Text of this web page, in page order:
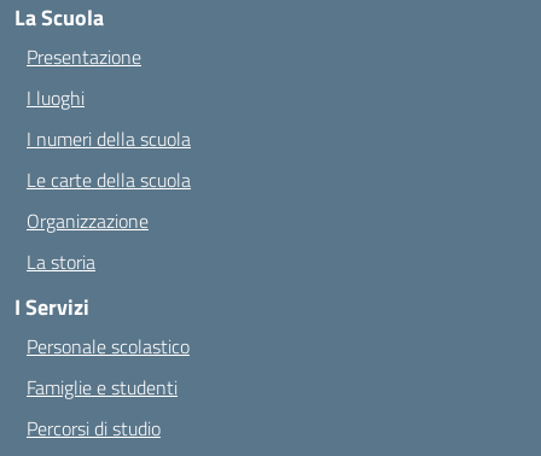
La Scuola
Presentazione
I luoghi
I numeri della scuola
Le carte della scuola
Organizzazione
La storia
I Servizi
Personale scolastico
Famiglie e studenti
Percorsi di studio